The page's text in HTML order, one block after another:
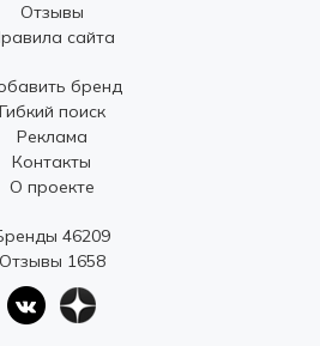
Отзывы
сайта
бренд
Гибкий поиск
Реклама
Контакты
О проекте
46209
Отзывы 1658